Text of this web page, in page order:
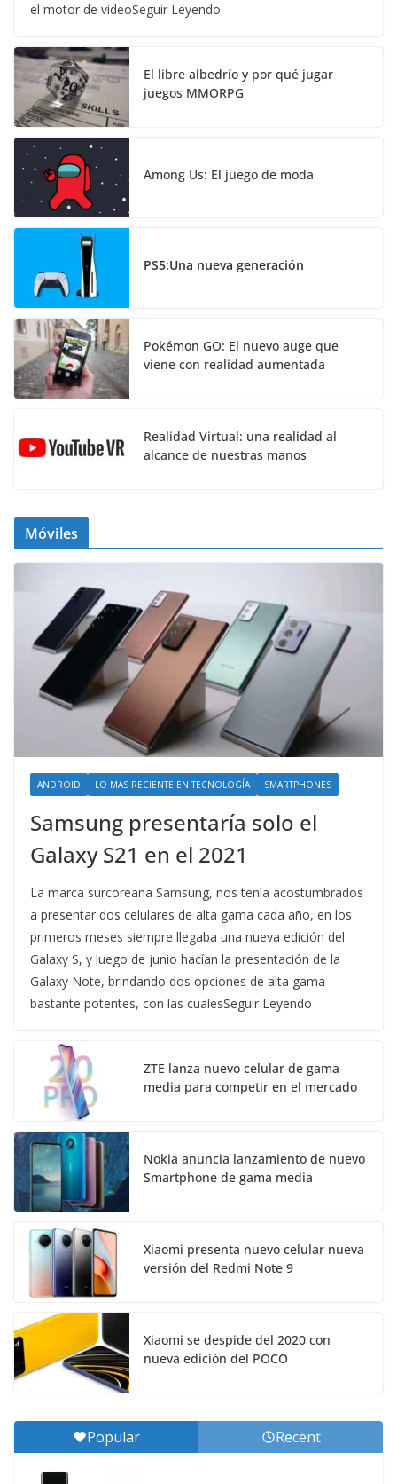
el motor de videoSeguir Leyendo
El libre albedrío y por qué jugar
juegos MMORPG
Among Us: El juego de moda
PS5:Una nueva generación
Pokémon GO: El nuevo auge que
viene con realidad aumentada
Realidad Virtual: una realidad al
alcance de nuestras manos
Móviles
ANDROID LO MAS RECIENTE EN TECNOLOGÍA SMARTPHONES
Samsung presentaría solo el
Galaxy S21 en el 2021
La marca surcoreana Samsung, nos tenía acostumbrados
a presentar dos celulares de alta gama cada año, en los
primeros meses siempre llegaba una nueva edición del
Galaxy S, y luego de junio hacían la presentación de la
Galaxy Note, brindando dos opciones de alta gama
bastante potentes, con las cualesSeguir Leyendo
ZTE lanza nuevo celular de gama
media para competir en el mercado
Nokia anuncia lanzamiento de nuevo
Smartphone de gama media
Xiaomi presenta nuevo celular nueva
versión del Redmi Note 9
Xiaomi se despide del 2020 con
nueva edición del POCO
Popular Recent